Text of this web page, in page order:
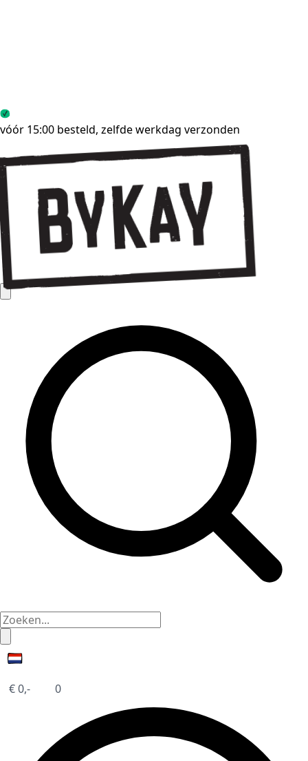
vóór 15:00 besteld, zelfde werkdag verzonden
€0,- 0